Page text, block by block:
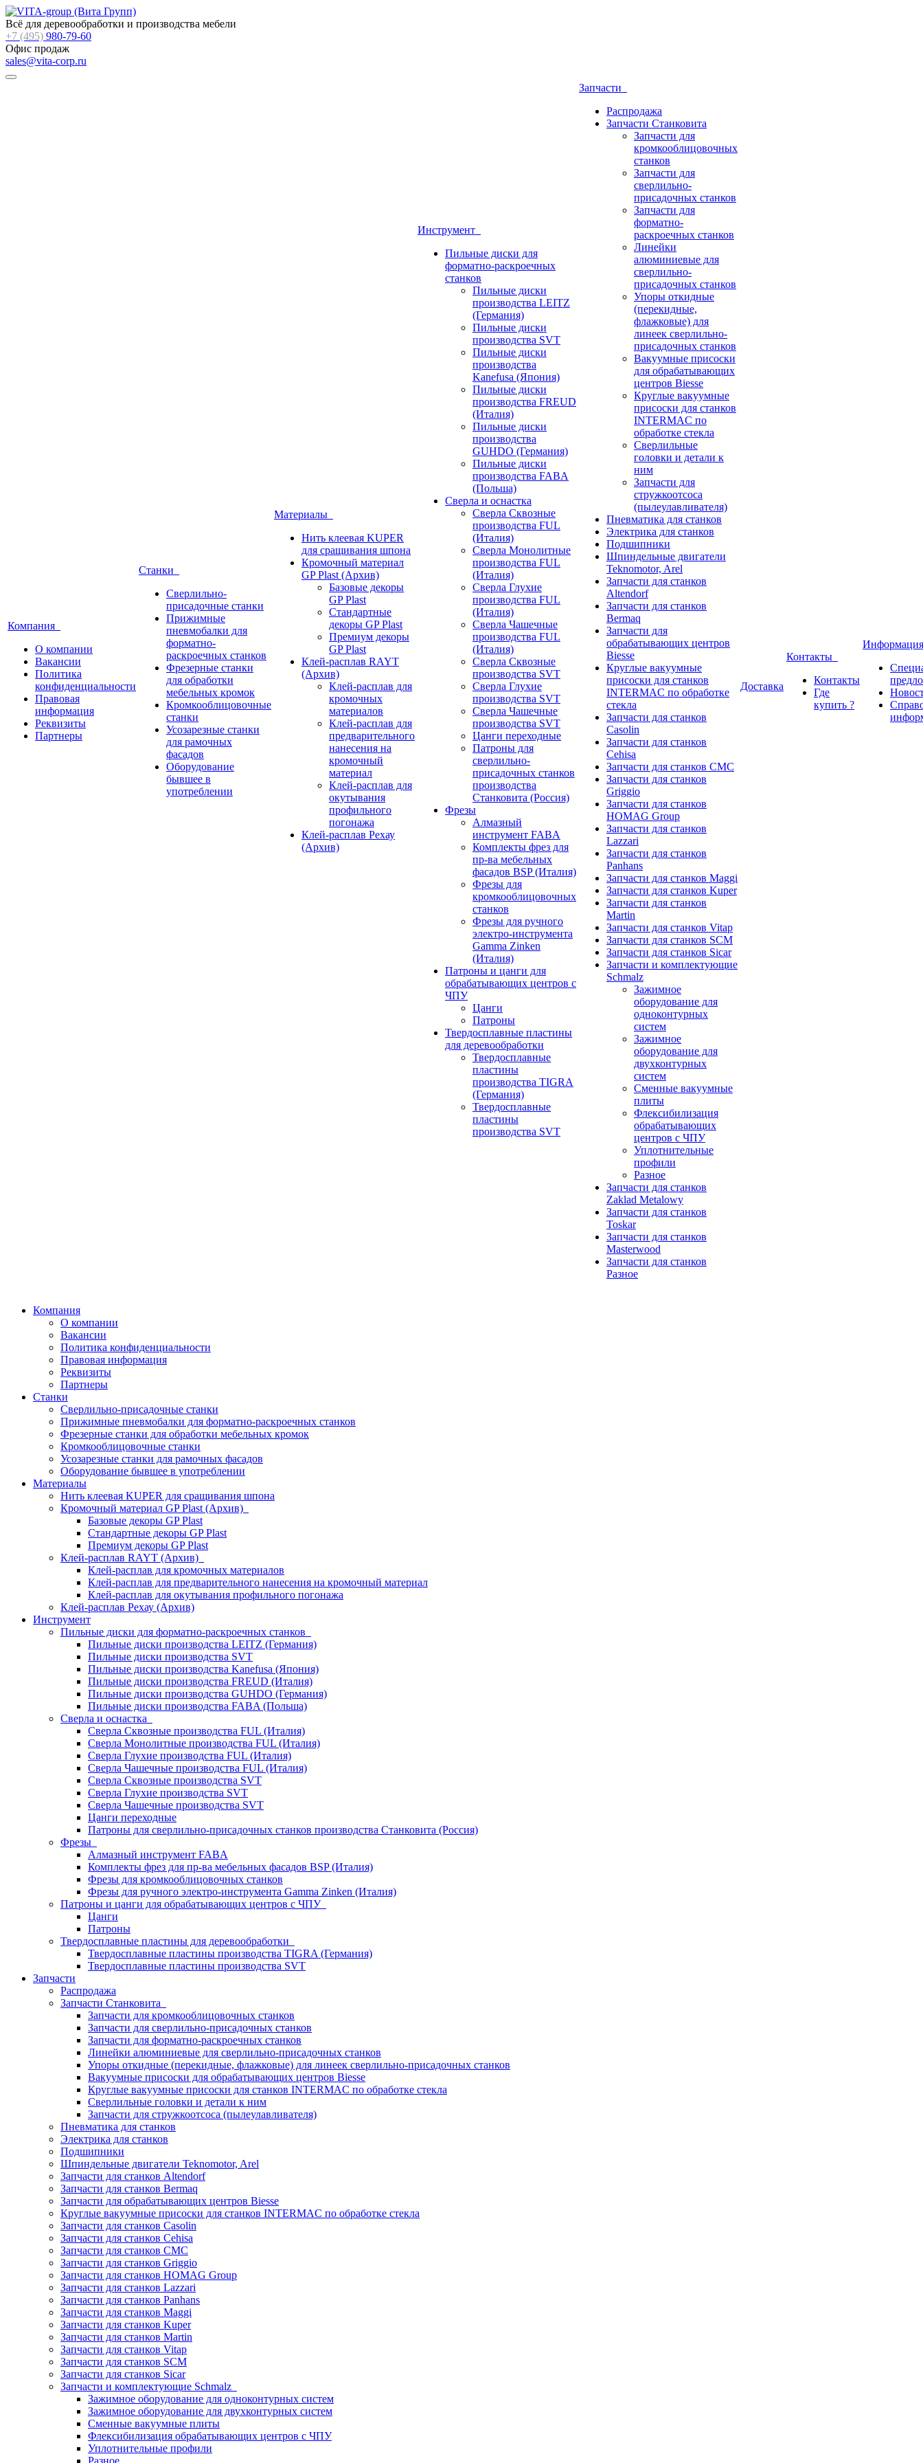
Всё для деревообработки и производства мебели
+7 (495) 980-79-60
Офис продаж
sales@vita-corp.ru
Компания
О компании
Вакансии
Политика
конфиденциальности
Правовая
информация
Реквизиты
Партнеры
Станки
Сверлильно-
присадочные станки
Прижимные
пневмобалки для
форматно-
раскроечных станков
Фрезерные станки
для обработки
мебельных кромок
Кромкооблицовочные
станки
Усозарезные станки
для рамочных
фасадов
Оборудование
бывшее в
употреблении
Материалы
Нить клеевая KUPER
для сращивания шпона
Кромочный материал
GP Plast (Архив)
Базовые декоры
GP Plast
Стандартные
декоры GP Plast
Премиум декоры
GP Plast
Клей-расплав RAYT
(Архив)
Клей-расплав для
кромочных
материалов
Клей-расплав для
предварительного
нанесения на
кромочный
материал
Клей-расплав для
окутывания
профильного
погонажа
Клей-расплав Рехау
(Архив)
Инструмент
Пильные диски для
форматно-раскроечных
станков
Пильные диски
производства LEITZ
(Германия)
Пильные диски
производства SVT
Пильные диски
производства
Kanefusa (Япония)
Пильные диски
производства FREUD
(Италия)
Пильные диски
производства
GUHDO (Германия)
Пильные диски
производства FABA
(Польша)
Сверла и оснастка
Сверла Сквозные
производства FUL
(Италия)
Сверла Монолитные
производства FUL
(Италия)
Сверла Глухие
производства FUL
(Италия)
Сверла Чашечные
производства FUL
(Италия)
Сверла Сквозные
производства SVT
Сверла Глухие
производства SVT
Сверла Чашечные
производства SVT
Цанги переходные
Патроны для
сверлильно-
присадочных станков
производства
Станковита (Россия)
Фрезы
Алмазный
инструмент FABA
Комплекты фрез для
пр-ва мебельных
фасадов BSP (Италия)
Фрезы для
кромкооблицовочных
станков
Фрезы для ручного
электро-инструмента
Gamma Zinken
(Италия)
Патроны и цанги для
обрабатывающих центров с
ЧПУ
Цанги
Патроны
Твердосплавные пластины
для деревообработки
Твердосплавные
пластины
производства TIGRA
(Германия)
Твердосплавные
пластины
производства SVT
Запчасти
Распродажа
Запчасти Станковита
Запчасти для
кромкооблицовочных
станков
Запчасти для
сверлильно-
присадочных станков
Запчасти для
форматно-
раскроечных станков
Линейки
алюминиевые для
сверлильно-
присадочных станков
Упоры откидные
(перекидные,
флажковые) для
линеек сверлильно-
присадочных станков
Вакуумные присоски
для обрабатывающих
центров Biesse
Круглые вакуумные
присоски для станков
INTERMAC по
обработке стекла
Сверлильные
головки и детали к
ним
Запчасти для
стружкоотсоса
(пылеулавливателя)
Пневматика для станков
Электрика для станков
Подшипники
Шпиндельные двигатели
Teknomotor, Arel
Запчасти для станков
Altendorf
Запчасти для станков
Bermaq
Запчасти для
обрабатывающих центров
Biesse
Круглые вакуумные
присоски для станков
INTERMAC по обработке
стекла
Запчасти для станков
Casolin
Запчасти для станков
Cehisa
Запчасти для станков CMC
Запчасти для станков
Griggio
Запчасти для станков
HOMAG Group
Запчасти для станков
Lazzari
Запчасти для станков
Panhans
Запчасти для станков Maggi
Запчасти для станков Kuper
Запчасти для станков
Martin
Запчасти для станков Vitap
Запчасти для станков SCM
Запчасти для станков Sicar
Запчасти и комплектующие
Schmalz
Зажимное
оборудование для
одноконтурных
систем
Зажимное
оборудование для
двухконтурных
систем
Сменные вакуумные
плиты
Флексибилизация
обрабатывающих
центров с ЧПУ
Уплотнительные
профили
Разное
Запчасти для станков
Zaklad Metalowy
Запчасти для станков
Toskar
Запчасти для станков
Masterwood
Запчасти для станков
Разное
Доставка
Контакты
Контакты
Где
купить ?
Компания
О компании
Вакансии
Политика конфиденциальности
Правовая информация
Реквизиты
Партнеры
Станки
Сверлильно-присадочные станки
Прижимные пневмобалки для форматно-раскроечных станков
Фрезерные станки для обработки мебельных кромок
Кромкооблицовочные станки
Усозарезные станки для рамочных фасадов
Оборудование бывшее в употреблении
Материалы
Нить клеевая KUPER для сращивания шпона
Кромочный материал GP Plast (Архив)
Базовые декоры GP Plast
Стандартные декоры GP Plast
Премиум декоры GP Plast
Клей-расплав RAYT (Архив)
Клей-расплав для кромочных материалов
Клей-расплав для предварительного нанесения на кромочный материал
Клей-расплав для окутывания профильного погонажа
Клей-расплав Рехау (Архив)
Инструмент
Пильные диски для форматно-раскроечных станков
Пильные диски производства LEITZ (Германия)
Пильные диски производства SVT
Пильные диски производства Kanefusa (Япония)
Пильные диски производства FREUD (Италия)
Пильные диски производства GUHDO (Германия)
Пильные диски производства FABA (Польша)
Сверла и оснастка
Сверла Сквозные производства FUL (Италия)
Сверла Монолитные производства FUL (Италия)
Сверла Глухие производства FUL (Италия)
Сверла Чашечные производства FUL (Италия)
Сверла Сквозные производства SVT
Сверла Глухие производства SVT
Сверла Чашечные производства SVT
Цанги переходные
Патроны для сверлильно-присадочных станков производства Станковита (Россия)
Фрезы
Алмазный инструмент FABA
Комплекты фрез для пр-ва мебельных фасадов BSP (Италия)
Фрезы для кромкооблицовочных станков
Фрезы для ручного электро-инструмента Gamma Zinken (Италия)
Патроны и цанги для обрабатывающих центров с ЧПУ
Цанги
Патроны
Твердосплавные пластины для деревообработки
Твердосплавные пластины производства TIGRA (Германия)
Твердосплавные пластины производства SVT
Запчасти
Распродажа
Запчасти Станковита
Запчасти для кромкооблицовочных станков
Запчасти для сверлильно-присадочных станков
Запчасти для форматно-раскроечных станков
Линейки алюминиевые для сверлильно-присадочных станков
Упоры откидные (перекидные, флажковые) для линеек сверлильно-присадочных станков
Вакуумные присоски для обрабатывающих центров Biesse
Круглые вакуумные присоски для станков INTERMAC по обработке стекла
Сверлильные головки и детали к ним
Запчасти для стружкоотсоса (пылеулавливателя)
Пневматика для станков
Электрика для станков
Подшипники
Шпиндельные двигатели Teknomotor, Arel
Запчасти для станков Altendorf
Запчасти для станков Bermaq
Запчасти для обрабатывающих центров Biesse
Круглые вакуумные присоски для станков INTERMAC по обработке стекла
Запчасти для станков Casolin
Запчасти для станков Cehisa
Запчасти для станков CMC
Запчасти для станков Griggio
Запчасти для станков HOMAG Group
Запчасти для станков Lazzari
Запчасти для станков Panhans
Запчасти для станков Maggi
Запчасти для станков Kuper
Запчасти для станков Martin
Запчасти для станков Vitap
Запчасти для станков SCM
Запчасти для станков Sicar
Запчасти и комплектующие Schmalz
Зажимное оборудование для одноконтурных систем
Зажимное оборудование для двухконтурных систем
Сменные вакуумные плиты
Флексибилизация обрабатывающих центров с ЧПУ
Уплотнительные профили
Разное